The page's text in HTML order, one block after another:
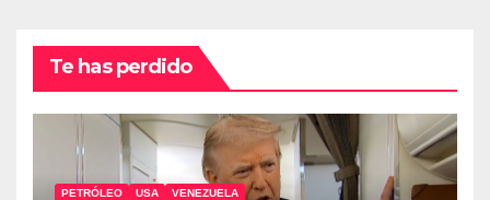
Te has perdido
PETRÓLEO USA VENEZUELA